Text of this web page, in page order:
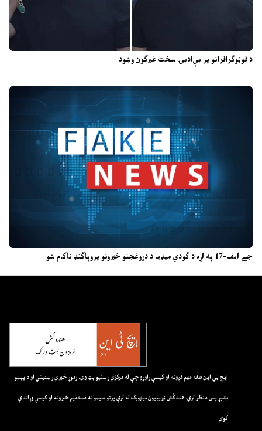
د فوټوګرافرانو پر بې‌ادبۍ سخت غبرګون وښود
جے ایف-17 په اړه د ګودي میډیا د دروغجنو خبرونو پروپاګنډ ناکام شو
ايچ ټي اين هغه مهم غږونه او کيسې راوړو چې له مرکزي رسنيو پټ وي. زموږ خبري رښتيني او د پېښو
بشپړ پس منظر لري. هندکُش ټريبيون نيټورک له لرې پرتو سيمو نه مستقيم خبرونه او کيسې وړاندې
کوي